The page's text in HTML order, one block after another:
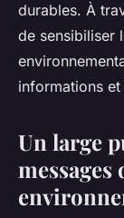
durables. À
de sensibiliser
informations
Un large